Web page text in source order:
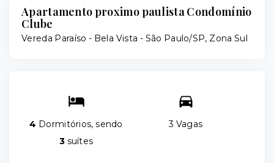
Apartamento proximo paulista Condomínio
Clube
Vereda Paraíso - Bela Vista - São Paulo/SP, Zona Sul
4 Dormitórios, sendo
3suítes
3 Vagas